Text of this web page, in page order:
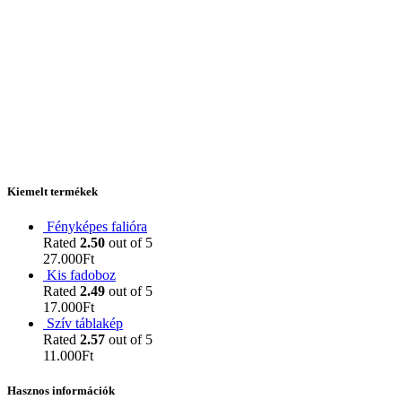
Kiemelt termékek
Fényképes falióra
Rated 2.50 out of 5
27.000Ft
Kis fadoboz
Rated 2.49 out of 5
17.000Ft
Szív táblakép
Rated 2.57 out of 5
11.000Ft
Hasznos információk